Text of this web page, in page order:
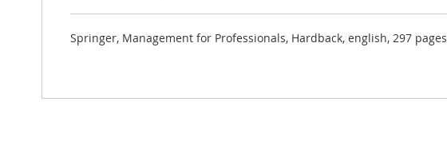
Springer, Management for Professionals, Hardback, english, 297 pages